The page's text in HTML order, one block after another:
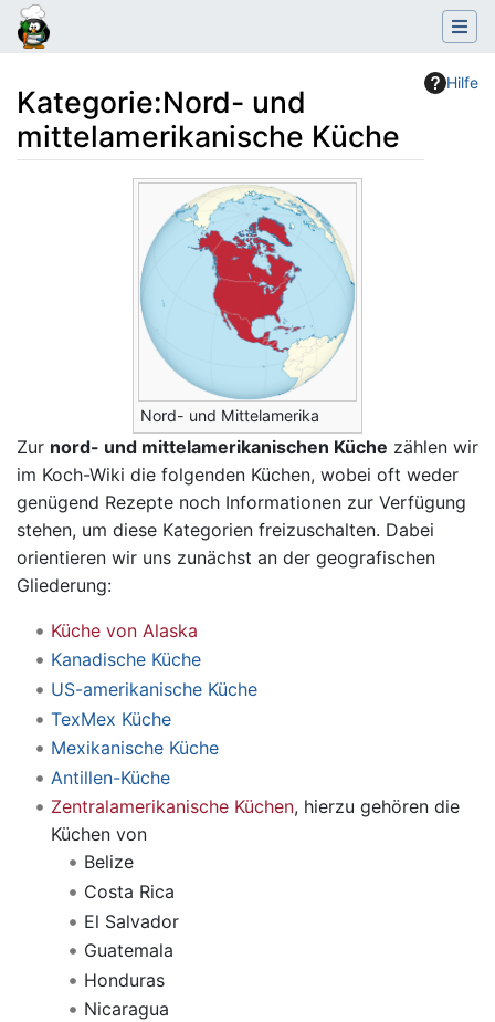
Hilfe
Kategorie:Nord- und
mittelamerikanische Küche
Navigation,Suche
Nord- und Mittelamerika
Zur nord- und mittelamerikanischen Küche zählen wir
im Koch-Wiki die folgenden Küchen, wobei oft weder
genügend Rezepte noch Informationen zur Verfügung
stehen, um diese Kategorien freizuschalten. Dabei
orientieren wir uns zunächst an der geografischen
Gliederung:
Küche von Alaska
Kanadische Küche
US-amerikanische Küche
TexMex Küche
Mexikanische Küche
Antillen-Küche
Zentralamerikanische Küchen, hierzu gehören die
Küchen von
Belize
Costa Rica
El Salvador
Guatemala
Honduras
Nicaragua